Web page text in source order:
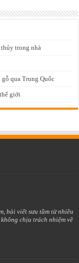
trong nhà
qua Trung Quốc
giới
bài viết sưu tầm từ nhiều
chịu trách nhiệm về